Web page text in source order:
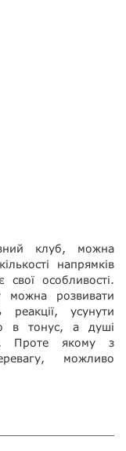
клуб, можна
напрямків
особливості.
можна розвивати
реакції, усунути
в тонус, а душі
Проте якому з
можливо